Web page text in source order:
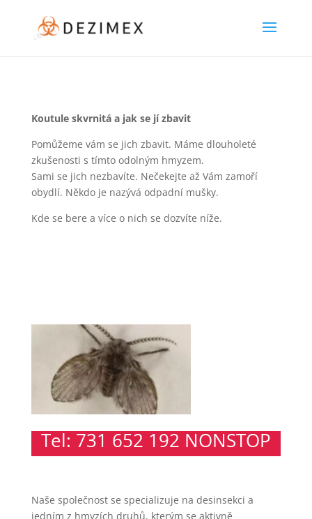
Koutule skvrnitá a jak se jí zbavit
Pomůžeme vám se jich zbavit. Máme dlouholeté
zkušenosti s tímto odolným hmyzem.
Sami se jich nezbavíte. Nečekejte až Vám zamoří
obydlí. Někdo je nazývá odpadní mušky.
Kde se bere a více o nich se dozvíte níže.
Tel: 731 652 192 NONSTOP
Naše společnost se specializuje na desinsekci a
jedním z hmyzích druhů, kterým se aktivně